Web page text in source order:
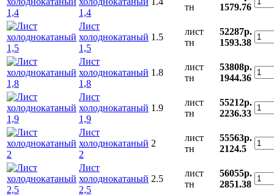
1,4
тн
1579.76
Лист
холоднокатаный
1,5
1.5
лист
тн
52287р.
1593.38
Лист
холоднокатаный
1,8
1.8
лист
тн
53808р.
1944.36
Лист
холоднокатаный
1,9
1.9
лист
тн
55212р.
2236.33
Лист
холоднокатаный
2
2
лист
тн
55563р.
2124.5
Лист
холоднокатаный
2,5
2.5
лист
тн
56055р.
2851.38